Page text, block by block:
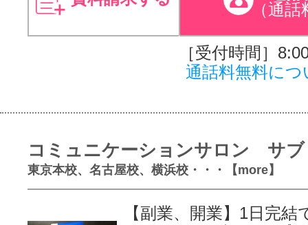
（通話
［受付時間］
通話料無料につ
コミュニケーションサロン サブ
東京本校、名古屋校、横浜校・・・【more】
【副業、開業】1日完結